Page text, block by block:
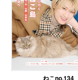
ねこno.134